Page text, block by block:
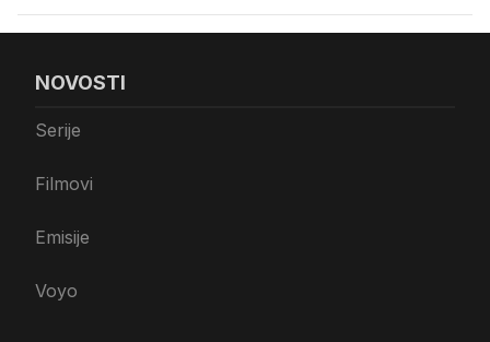
NOVOSTI
Serije
Filmovi
Emisije
Voyo